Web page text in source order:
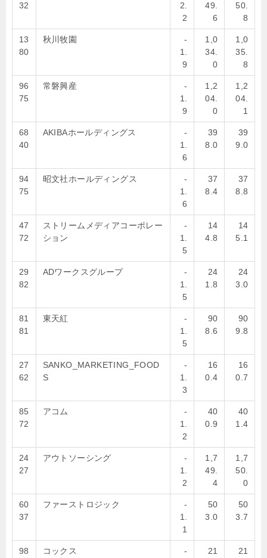
32
2.
2
49.
6
50.
8
13
80
秋川牧園
-
1.
9
1,0
34.
0
1,0
35.
8
96
75
常磐興産
-
1.
9
1,2
04.
0
1,2
04.
1
68
40
AKIBAホールディングス
-
1.
6
39
8.0
39
9.0
94
75
昭文社ホールディングス
-
1.
6
37
8.4
37
8.8
47
72
ストリームメディアコーポレー
ション
-
1.
5
14
4.8
14
5.1
29
82
ADワークスグループ
-
1.
5
24
1.8
24
3.0
81
81
東天紅
-
1.
5
90
8.6
90
9.8
27
62
SANKO_MARKETING_FOOD
S
-
1.
3
16
0.4
16
0.7
85
72
アコム
-
1.
2
40
0.9
40
1.4
24
27
アウトソーシング
-
1.
2
1,7
49.
4
1,7
50.
0
60
37
ファーストロジック
-
1.
1
50
3.0
50
3.7
98 コックス - 21 21